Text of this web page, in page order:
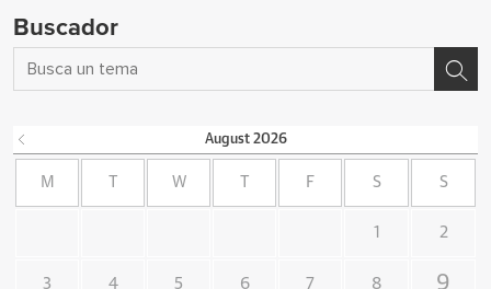
Buscador
August 2026
M W F S S
1 2
3 4 5 6 7 8 9